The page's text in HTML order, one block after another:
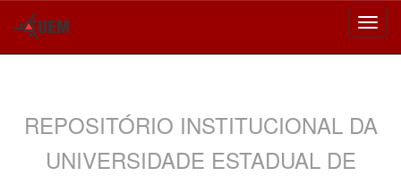
REPOSITÓRIO INSTITUCIONAL DA
UNIVERSIDADE ESTADUAL DE